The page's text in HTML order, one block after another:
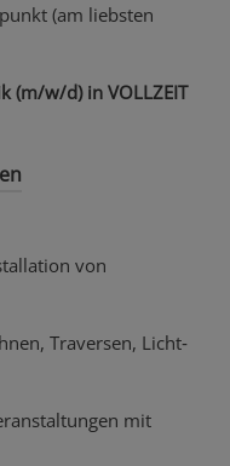
(am liebsten
(m/w/d) in VOLLZEIT
von
Traversen, Licht‐
mit